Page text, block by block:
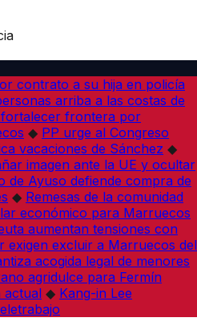
contrato a su hija en policía
arriba a las costas de
frontera por
◆ PP urge al Congreso
vacaciones de Sánchez ◆
imagen ante la UE y ocultar
de Ayuso defiende compra de
◆ Remesas de la comunidad
económico para Marruecos
aumentan tensiones con
exigen excluir a Marruecos del
acogida legal de menores
agridulce para Fermín
actual ◆ Kang-in Lee